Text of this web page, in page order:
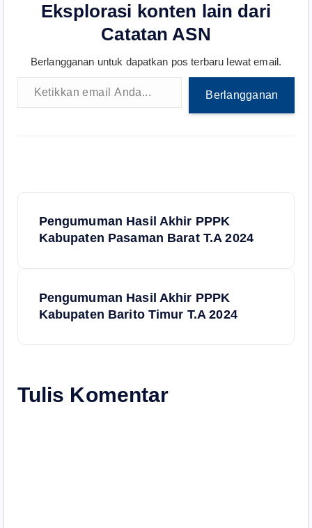
Eksplorasi konten lain dari
Catatan ASN
Berlangganan untuk dapatkan pos terbaru lewat email.
Ketikkan email Anda...
Berlangganan
s
Pengumuman Hasil Akhir PPPK
Kabupaten Pasaman Barat T.A 2024
Pengumuman Hasil Akhir PPPK
Kabupaten Barito Timur T.A 2024
Tulis Komentar